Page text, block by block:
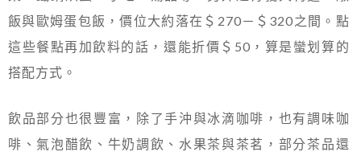
飯與歐姆蛋包飯，價位大約落在＄270－＄320之間。點
這些餐點再加飲料的話，還能折價＄50，算是蠻划算的
搭配方式。
飲品部分也很豐富，除了手沖與冰滴咖啡，也有調味咖
啡、氣泡醋飲、牛奶調飲、水果茶與茶茗，部分茶品還